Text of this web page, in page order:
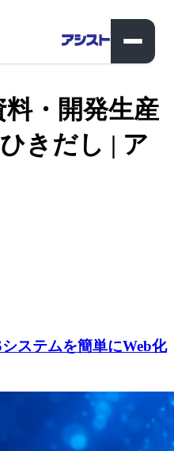
・開発生産
きだし | ア
ステムを簡単にWeb化